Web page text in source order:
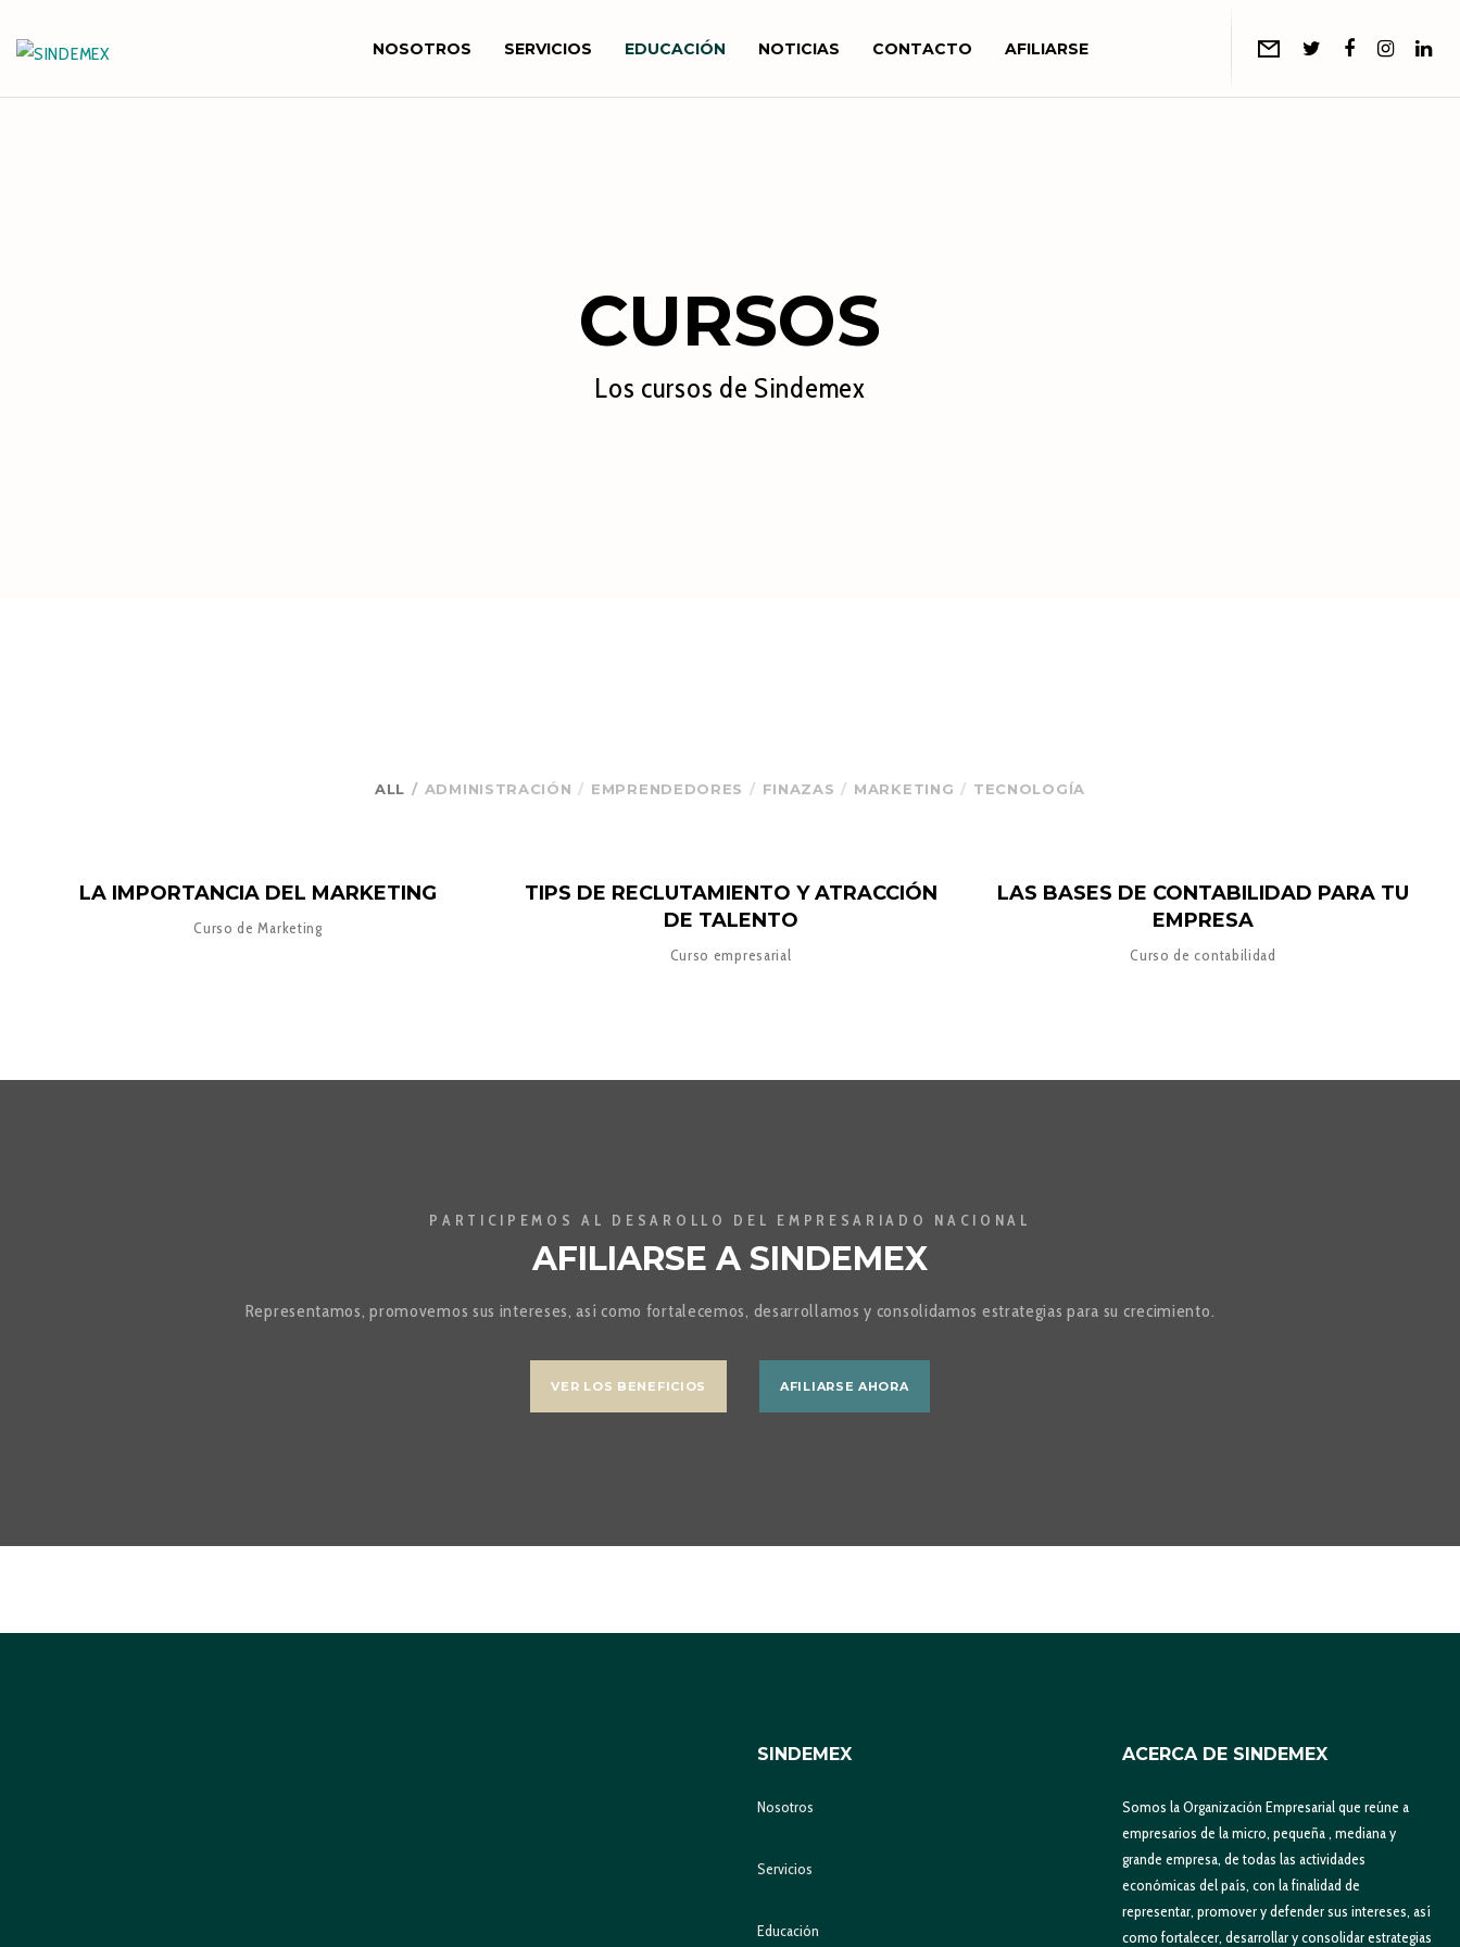
NOSOTROS SERVICIOS EDUCACIÓN NOTICIAS CONTACTO AFILIARSE
CURSOS
Los cursos de Sindemex
ALL ADMINISTRACIÓN EMPRENDEDORES FINAZAS MARKETING TECNOLOGÍA
LA IMPORTANCIA DEL MARKETING
Curso de Marketing
TIPS DE RECLUTAMIENTO Y ATRACCIÓN
DE TALENTO
Curso empresarial
LAS BASES DE CONTABILIDAD PARA TU
EMPRESA
Curso de contabilidad
PARTICIPEMOS AL DESAROLLO DEL EMPRESARIADO NACIONAL
AFILIARSE A SINDEMEX
Representamos, promovemos sus intereses, así como fortalecemos, desarrollamos y consolidamos estrategias para su crecimiento.
VER LOS BENEFICIOS AFILIARSE AHORA
SINDEMEX
Nosotros
Servicios
Educación
ACERCA DE SINDEMEX
Somos la Organización Empresarial que reúne a
empresarios de la micro, pequeña , mediana y
grande empresa, de todas las actividades
económicas del país, con la finalidad de
representar, promover y defender sus intereses, así
como fortalecer, desarrollar y consolidar estrategias